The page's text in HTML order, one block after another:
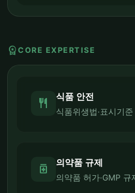
workspace_premium CORE EXPERTISE
restaurant 식품 안전
식품위생법·표시기
medication 의약품 규제
의약품 허가·GMP 규